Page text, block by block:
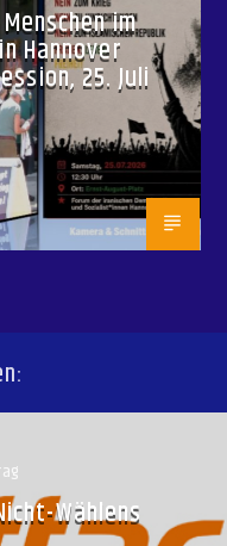
im
Hannover
25. Juli
Wählens